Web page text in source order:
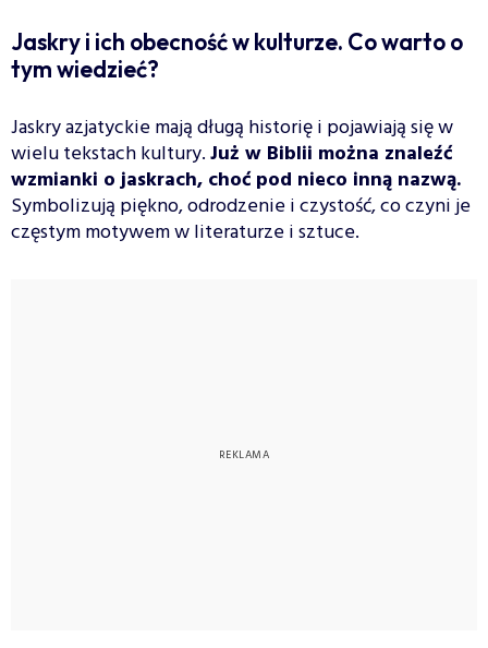
Jaskry i ich obecność w kulturze. Co warto o
tym wiedzieć?
Jaskry azjatyckie mają długą historię i pojawiają się w
wielu tekstach kultury.Już w Biblii można znaleźć
wzmianki o jaskrach, choć pod nieco inną nazwą.
Symbolizują piękno, odrodzenie i czystość, co czyni je
częstym motywem w literaturze i sztuce.